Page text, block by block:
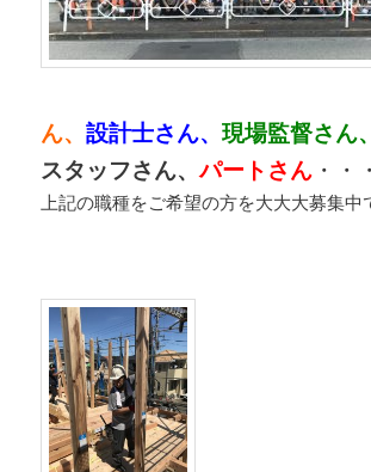
ん、設計士さん、現場監督さん
スタッフさん、パートさん ・・・
上記の職種をご希望の方を大大大募集中